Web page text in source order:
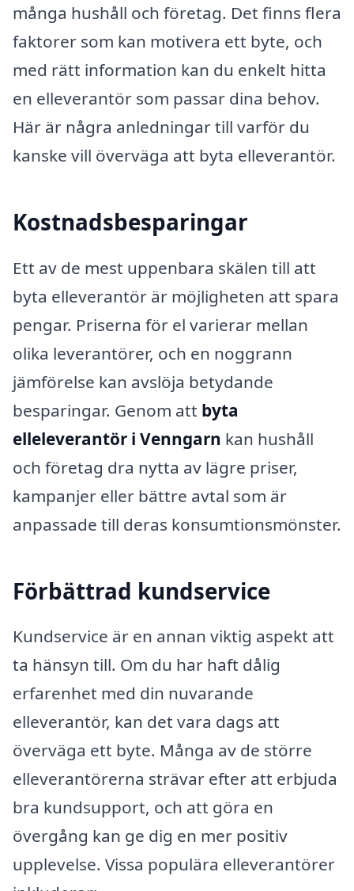
många hushåll och företag. Det finns flera
faktorer som kan motivera ett byte, och
med rätt information kan du enkelt hitta
en elleverantör som passar dina behov.
Här är några anledningar till varför du
kanske vill överväga att byta elleverantör.
Kostnadsbesparingar
Ett av de mest uppenbara skälen till att
byta elleverantör är möjligheten att spara
pengar. Priserna för el varierar mellan
olika leverantörer, och en noggrann
jämförelse kan avslöja betydande
besparingar. Genom att byta
elleleverantör i Venngarn kan hushåll
och företag dra nytta av lägre priser,
kampanjer eller bättre avtal som är
anpassade till deras konsumtionsmönster.
Förbättrad kundservice
Kundservice är en annan viktig aspekt att
ta hänsyn till. Om du har haft dålig
erfarenhet med din nuvarande
elleverantör, kan det vara dags att
överväga ett byte. Många av de större
elleverantörerna strävar efter att erbjuda
bra kundsupport, och att göra en
övergång kan ge dig en mer positiv
upplevelse. Vissa populära elleverantörer